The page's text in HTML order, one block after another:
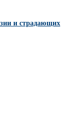
и страдающих